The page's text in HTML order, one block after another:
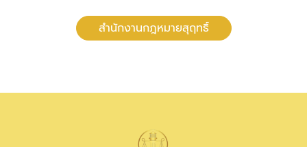
สำนักงานกฎหมายสุฤทธิ์